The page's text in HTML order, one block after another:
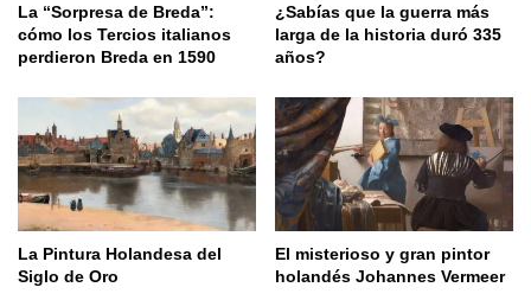
La “Sorpresa de Breda”:
cómo los Tercios italianos
perdieron Breda en 1590
¿Sabías que la guerra más
larga de la historia duró 335
años?
La Pintura Holandesa del
Siglo de Oro
El misterioso y gran pintor
holandés Johannes Vermeer